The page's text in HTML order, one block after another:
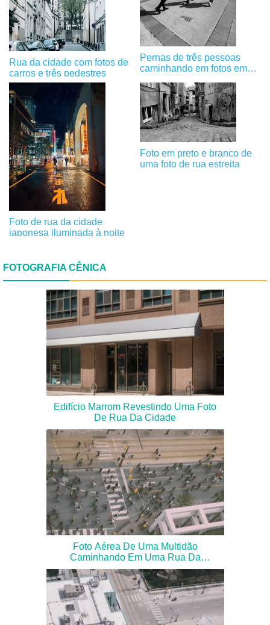
Rua da cidade com fotos de
carros e três pedestres
Pernas de três pessoas
caminhando em fotos em
Foto de rua da cidade
japonesa iluminada à noite
Foto em preto e branco de
uma foto de rua estreita
FOTOGRAFIA CÊNICA
Edifício Marrom Revestindo Uma Foto
De Rua Da Cidade
Foto Aérea De Uma Multidão
Caminhando Em Uma Rua Da
Cidade.